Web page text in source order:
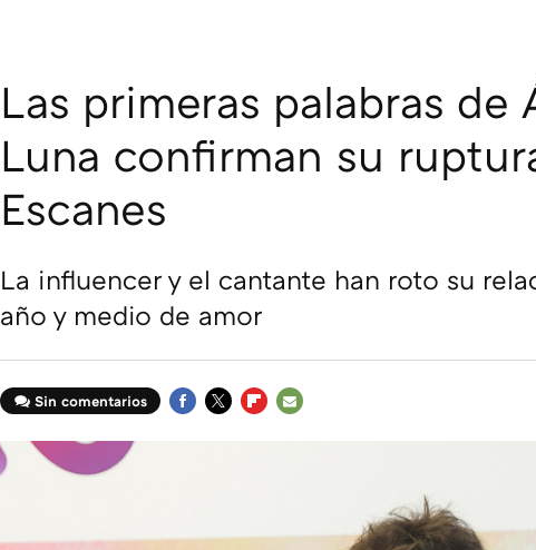
Las primeras palabras de
Luna confirman su
Escanes
La influencer y el cantante han roto su
año y medio de amor
Sin comentarios